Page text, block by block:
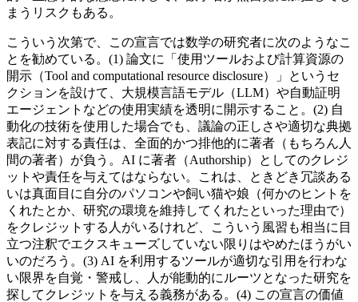
まうリスクもある。
こういう次第で、この宣言では数学の研究者に次のようなこ
とを勧めている。(1) 論文に「使用ツールおよび計算資源の
開示（Tool and computational resource disclosure）」というセ
クションを設けて、大規模言語モデル（LLM）や自動証明
エージェントなどの使用実績を透明に開示すること。(2) 自
動化の技術を使用した場合でも、議論の正しさや適切な典拠
表記に対する責任は、全面的かつ排他的に著者（もちろん人
間の著者）が負う。AI に著者（Authorship）としてのクレジ
ットや責任を与えてはならない。これは、ときどき冗談ある
いは真面目に自分のパソコンや飼い猫や娘（何かのヒントを
くれたとか、研究の環境を維持してくれたといった理由で）
をクレジットする人がいるけれど、こういう風習も相当に目
立つ注釈でエクスキューズしていない限りはやめたほうがい
いのだろう。(3) AI を利用するツールが適切な引用を行わな
い限界を自覚・警戒し、人が能動的にルーツとなった研究を
探してクレジットを与える義務がある。(4) この宣言の価値